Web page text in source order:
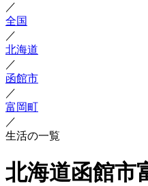
／
全国
／
北海道
／
函館市
／
富岡町
／
生活の一覧
北海道函館市